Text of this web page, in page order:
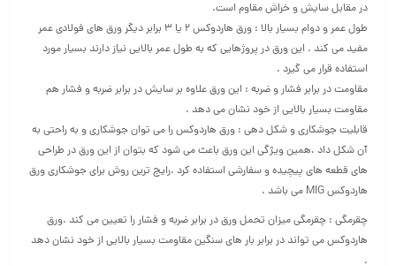
در مقابل سایش و خراش مقاوم است.
طول عمر و دوام بسیار بالا : ورق هاردوکس ۲ یا ۳ برابر دیگر ورق های فولادی عمر
مفید می کند . این ورق در پروژهایی که به طول عمر بالایی نیاز دارند بسیار مورد
استفاده قرار می گیرد .
مقاومت در برابر فشار و ضربه : این ورق علاوه بر سایش در برابر ضربه و فشار هم
مقاومت بسیار بالایی از خود نشان می دهد .
قابلیت جوشکاری و شکل دهی : ورق هاردوکس را می توان جوشکاری و به راحتی به
آن شکل داد .همین ویژگی این ورق باعث می شود که بتوان از این ورق در طراحی
های قطعه های پیچیده و سفارشی استفاده کرد .رایج ترین روش برای جوشکاری ورق
هاردوکس MIG می باشد .
چقرمگی : چقرمگی میزان تحمل ورق در برابر ضربه و فشار را تعیین می کند .ورق
هاردوکس می تواند در برابر بار های سنگین مقاومت بسیار بالایی از خود نشان دهد
.